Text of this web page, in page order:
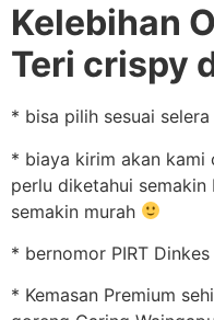
Kelebihan
Teri crispy
* bisa pilih sesuai selera
* biaya kirim akan kami
perlu diketahui
semakin murah
* bernomor PIRT
* Kemasan Premium